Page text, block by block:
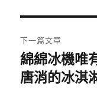
覽
文
章:
下一篇文章
下
一
綿綿冰機唯
唐消的冰淇